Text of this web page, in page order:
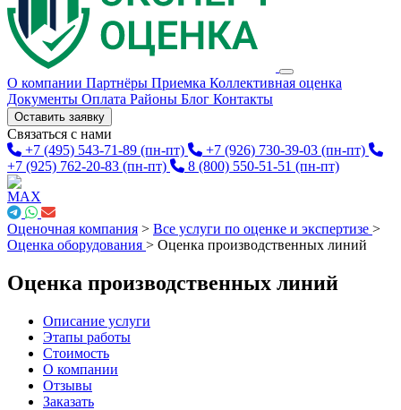
О компании Партнёры Приемка Коллективная оценка
Документы Оплата Районы Блог Контакты
Оставить заявку
Связаться с нами
+7 (495) 543-71-89 (пн-пт) +7 (926) 730-39-03 (пн-пт)
+7 (925) 762-20-83 (пн-пт) 8 (800) 550-51-51 (пн-пт)
Оценочная компания > Все услуги по оценке и экспертизе >
Оценка оборудования > Оценка производственных линий
Оценка производственных линий
Описание услуги
Этапы работы
Стоимость
О компании
Отзывы
Заказать